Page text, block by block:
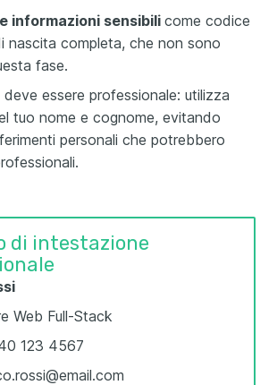
informazioni sensibili come codice
nascita completa, che non sono
fase.
deve essere professionale: utilizza
tuo nome e cognome, evitando
personali che potrebbero
di intestazione
Web Full-Stack
123 4567